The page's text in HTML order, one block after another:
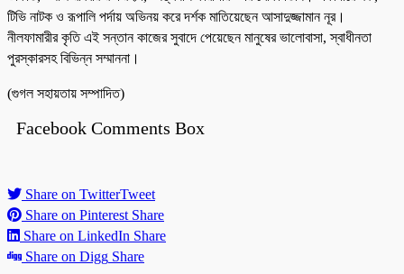
টিভি নাটক ও রূপালি পর্দায় অভিনয় করে দর্শক মাতিয়েছেন আসাদুজ্জামান নূর।
নীলফামারীর কৃতি এই সন্তান কাজের সুবাদে পেয়েছেন মানুষের ভালোবাসা, স্বাধীনতা
পুরস্কারসহ বিভিন্ন সম্মাননা।
(গুগল সহায়তায় সম্পাদিত)
Facebook Comments Box
Share on TwitterTweet
Share on Pinterest Share
Share on LinkedIn Share
Share on Digg Share